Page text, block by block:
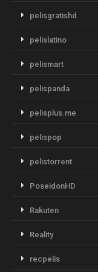
pelisgratishd
pelislatino
pelismart
pelispanda
pelisplus.me
pelispop
pelistorrent
PoseidonHD
Rakuten
Reality
recpelis